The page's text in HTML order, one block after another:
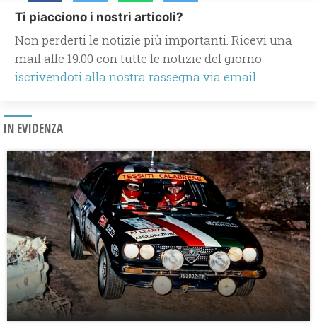
Ti piacciono i nostri articoli?
Non perderti le notizie più importanti. Ricevi una
mail alle 19.00 con tutte le notizie del giorno
iscrivendoti alla nostra rassegna via email.
IN EVIDENZA